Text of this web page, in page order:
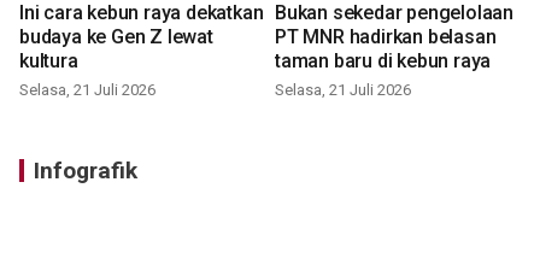
Ini cara kebun raya dekatkan
budaya ke Gen Z lewat
kultura
Selasa, 21 Juli 2026
Bukan sekedar pengelolaan
PT MNR hadirkan belasan
taman baru di kebun raya
Selasa, 21 Juli 2026
Infografik